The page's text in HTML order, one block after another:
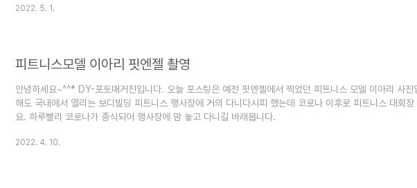
2022. 5. 1.
피트니스모델 이아리 핏엔젤 촬영
안녕하세요~^^* DY-포토매거진입니다. 오늘 포스팅은 예전 핏엔젤에서 찍었던 피트니스 모델 이아리 사진
해도 국내에서 열리는 보디빌딩 피트니스 행사장에 거의 다니다시피 했는데 코로나 이후로 피트니스 대회장
요. 하루빨리 코로나가 종식되어 행사장에 맘 놓고 다니길 바래봅니다.
2022. 4. 10.